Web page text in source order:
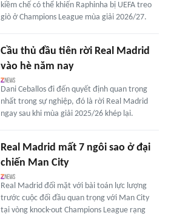
kiềm chế có thể khiến Raphinha bị UEFA treo
giò ở Champions League mùa giải 2026/27.
Cầu thủ đầu tiên rời Real Madrid
vào hè năm nay
Dani Ceballos đi đến quyết định quan trọng
nhất trong sự nghiệp, đó là rời Real Madrid
ngay sau khi mùa giải 2025/26 khép lại.
Real Madrid mất 7 ngôi sao ở đại
chiến Man City
Real Madrid đối mặt với bài toán lực lượng
trước cuộc đối đầu quan trọng với Man City
tại vòng knock-out Champions League rạng